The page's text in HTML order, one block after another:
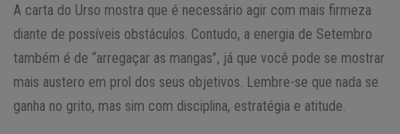
A carta do Urso mostra que é necessário agir com mais firmeza
diante de possíveis obstáculos. Contudo, a energia de Setembro
também é de “arregaçar as mangas”, já que você pode se mostrar
mais austero em prol dos seus objetivos. Lembre-se que nada se
ganha no grito, mas sim com disciplina, estratégia e atitude.